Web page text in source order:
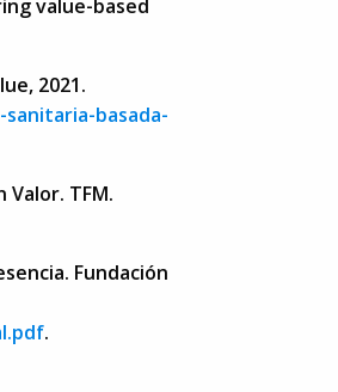
value-based
2021.
basada-
TFM.
Fundación
.